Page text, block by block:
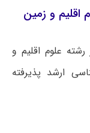
اقلیم و زمین
رشته علوم اقلیم و
ارشد پذیرفته